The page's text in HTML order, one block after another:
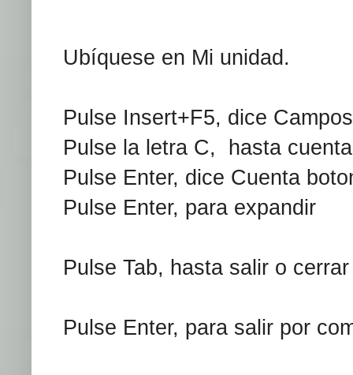
Ubíquese en Mi unidad.
Pulse Insert+F5, dice
Pulse la letra C,
hasta
Pulse Enter, dice Cuenta
Pulse Enter, para expandir
Pulse Tab, hasta salir o
Pulse Enter, para salir por